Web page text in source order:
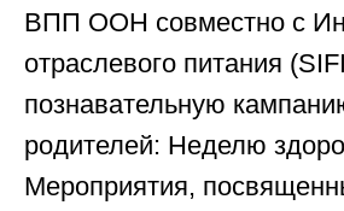
ВПП ООН совместно с
отраслевого питания
познавательную
родителей: Неделю
Мероприятия,